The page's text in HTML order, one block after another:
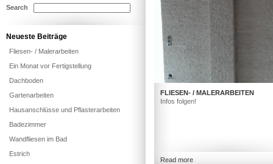
FLIESEN- / MALERARBEITEN
Infos folgen!
Read more
Search
Neueste Beiträge
Fliesen- / Malerarbeiten
Ein Monat vor Fertigstellung
Dachboden
Gartenarbeiten
Hausanschlüsse und Pflasterarbeiten
Badezimmer
Wandfliesen im Bad
Estrich